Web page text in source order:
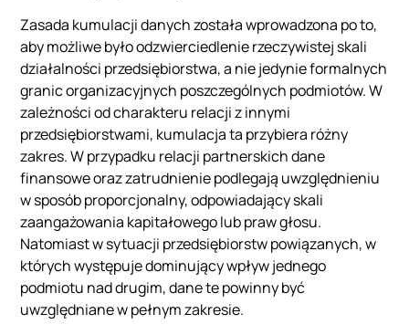
Zasada kumulacji danych została wprowadzona po to,
aby możliwe było odzwierciedlenie rzeczywistej skali
działalności przedsiębiorstwa, a nie jedynie formalnych
granic organizacyjnych poszczególnych podmiotów. W
zależności od charakteru relacji z innymi
przedsiębiorstwami, kumulacja ta przybiera różny
zakres. W przypadku relacji partnerskich dane
finansowe oraz zatrudnienie podlegają uwzględnieniu
w sposób proporcjonalny, odpowiadający skali
zaangażowania kapitałowego lub praw głosu.
Natomiast w sytuacji przedsiębiorstw powiązanych, w
których występuje dominujący wpływ jednego
podmiotu nad drugim, dane te powinny być
uwzględniane w pełnym zakresie.